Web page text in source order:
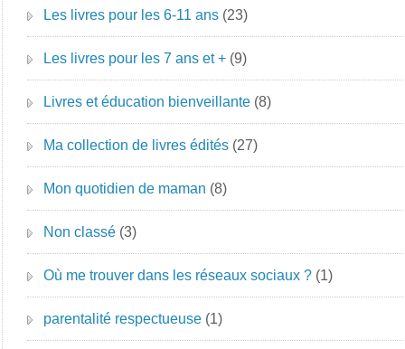
Les livres pour les 6-11 ans (23)
Les livres pour les 7 ans et + (9)
Livres et éducation bienveillante (8)
Ma collection de livres édités (27)
Mon quotidien de maman (8)
Non classé (3)
Où me trouver dans les réseaux sociaux ? (1)
parentalité respectueuse (1)